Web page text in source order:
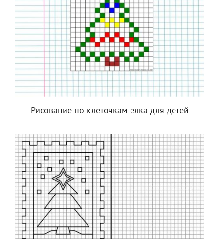
Рисование по клеточкам елка для детей